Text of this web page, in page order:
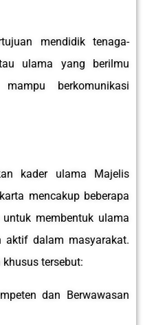
mendidik tenaga-
ulama yang berilmu
berkomunikasi
kader ulama Majelis
mencakup beberapa
membentuk ulama
aktif dalam masyarakat.
tersebut:
dan Berwawasan